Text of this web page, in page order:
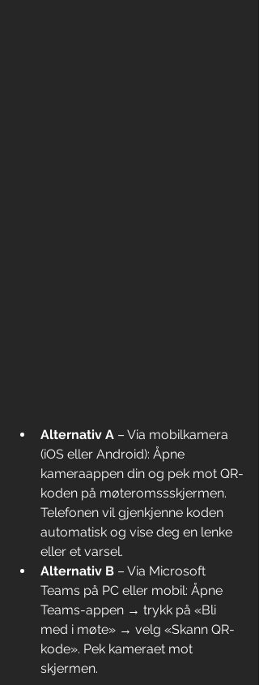
Alternativ A – Via mobilkamera
(iOS eller Android): Åpne
kameraappen din og pek mot QR-
koden på møteromssskjermen.
Telefonen vil gjenkjenne koden
automatisk og vise deg en lenke
eller et varsel.
Alternativ B – Via Microsoft
Teams på PC eller mobil: Åpne
Teams-appen → trykk på «Bli
med i møte» → velg «Skann QR-
kode». Pek kameraet mot
skjermen.